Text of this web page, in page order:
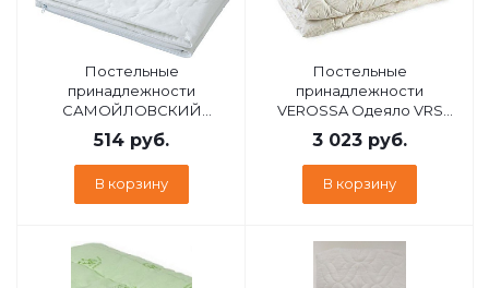
Постельные
принадлежности
САМОЙЛОВСКИЙ
ТЕКСТИЛЬ СТ 70/70
ПЭСТ/CVC чехол сменный
стег,мол 35
514 руб.
В корзину
Постельные
принадлежности
VEROSSA Одеяло VRS
172х205 зпух/хб 150 22
(157823)
3 023 руб.
В корзину